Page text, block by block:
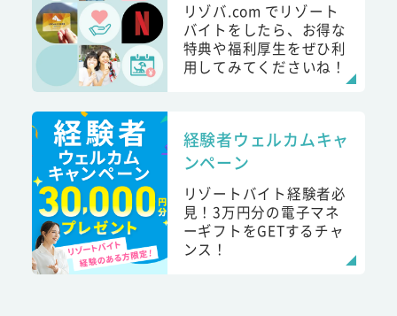
リゾバ.com でリゾート
バイトをしたら、お得な
特典や福利厚生をぜひ利
用してみてくださいね！
経験者ウェルカムキャ
ンペーン
リゾートバイト経験者必
見！3万円分の電子マネ
ーギフトをGETするチャ
ンス！